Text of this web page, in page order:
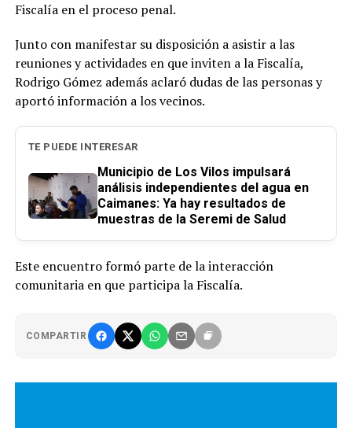
Fiscalía en el proceso penal.
Junto con manifestar su disposición a asistir a las
reuniones y actividades en que inviten a la Fiscalía,
Rodrigo Gómez además aclaró dudas de las personas y
aportó información a los vecinos.
TE PUEDE INTERESAR
Municipio de Los Vilos impulsará
análisis independientes del agua en
Caimanes: Ya hay resultados de
muestras de la Seremi de Salud
Este encuentro formó parte de la interacción
comunitaria en que participa la Fiscalía.
COMPARTIR